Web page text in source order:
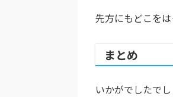
先方にもどこを
まとめ
いかがでしたで